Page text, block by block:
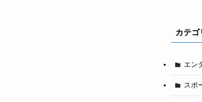
カテゴ
エン
スポ